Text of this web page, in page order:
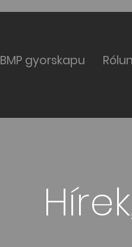
BMP gyorskapu